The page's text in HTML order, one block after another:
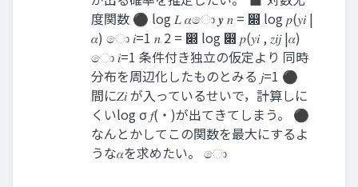
度関数 ⚫ log 𝐿 𝛼ො 𝒚 𝑛 = ෍ log 𝑝(𝑦𝑖 |
𝛼) ො 𝑖=1 𝑛 2 = ෍ log ෍ 𝑝(𝑦𝑖 , 𝑧𝑖𝑗 |𝛼)
ො 𝑖=1 条件付き独立の仮定より 同時
分布を周辺化したものとみる 𝑗=1 ⚫
間に𝑍𝑖 が入っているせいで，計算しに
くいlog σ 𝑓(・)が出てきてしまう。 ⚫
なんとかしてこの関数を最大にするよ
うな𝛼を求めたい。 ො